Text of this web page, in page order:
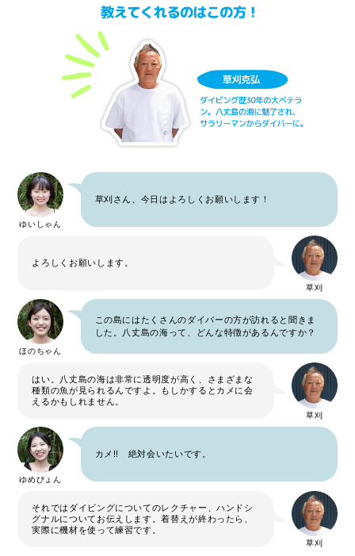
ゆいしゃん
草刈さん、今日はよろしくお願いします！
草刈
よろしくお願いします。
ほのちゃん
この島にはたくさんのダイバーの方が訪れると聞きま
した。八丈島の海って、どんな特徴があるんですか？
草刈
はい。八丈島の海は非常に透明度が高く、さまざまな
種類の魚が見られるんですよ。もしかするとカメに会
えるかもしれません。
ゆめぴょん
カメ!! 絶対会いたいです。
草刈
それではダイビングについてのレクチャー、ハンドシ
グナルについてお伝えします。着替えが終わったら、
実際に機材を使って練習です。